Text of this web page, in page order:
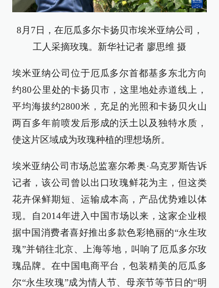
8月7日，在厄瓜多尔卡扬贝市埃米亚纳公司，
工人采摘玫瑰。新华社记者 廖思维 摄
埃米亚纳公司位于厄瓜多尔首都基多东北方向
约80公里处的卡扬贝市，这里地处赤道线上，
平均海拔约2800米，充足的光照和卡扬贝火山
两百多年前喷发后形成的沃土以及独特水质，
使这片区域成为玫瑰种植的理想场所。
埃米亚纳公司市场总监塞尔希奥·乌克罗斯告诉
记者，该公司曾以出口玫瑰鲜花为主，但这类
花卉保鲜期短、运输成本高，产品优势难以体
现。自2014年进入中国市场以来，这家企业根
据中国消费者喜好推出多款色彩艳丽的“永生玫
瑰”并销往北京、上海等地，叫响了厄瓜多尔玫
瑰品牌。在中国电商平台，包装精美的厄瓜多
尔“永生玫瑰”成为情人节、母亲节等节日的“明